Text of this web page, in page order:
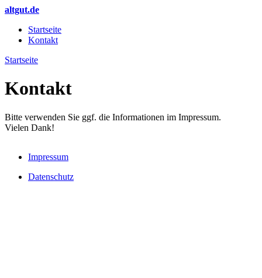
Direkt zum Inhalt
altgut.de
Hauptmenü
Startseite
Kontakt
Startseite
Kontakt
Bitte verwenden Sie ggf. die Informationen im Impressum.
Vielen Dank!
Impressum
Datenschutz